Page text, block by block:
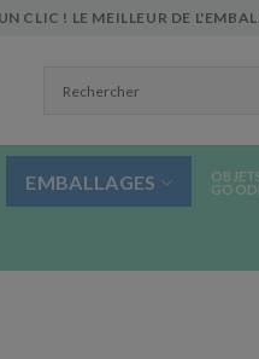
CLIC ! LE MEILLEUR DE
EMBALLAGES